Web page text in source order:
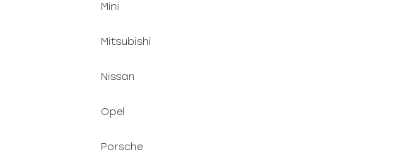
Mini
Mitsubishi
Nissan
Opel
Porsche